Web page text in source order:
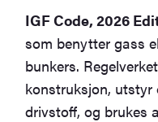
IGF Code, 2026
som benytter gass
bunkers.
konstruksjon,
drivstoff, og brukes